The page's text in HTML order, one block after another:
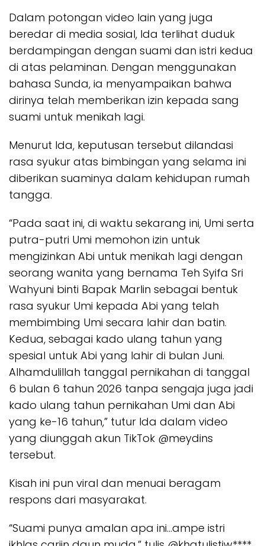
Dalam potongan video lain yang juga
beredar di media sosial, Ida terlihat duduk
berdampingan dengan suami dan istri kedua
di atas pelaminan. Dengan menggunakan
bahasa Sunda, ia menyampaikan bahwa
dirinya telah memberikan izin kepada sang
suami untuk menikah lagi.
Menurut Ida, keputusan tersebut dilandasi
rasa syukur atas bimbingan yang selama ini
diberikan suaminya dalam kehidupan rumah
tangga.
“Pada saat ini, di waktu sekarang ini, Umi serta
putra-putri Umi memohon izin untuk
mengizinkan Abi untuk menikah lagi dengan
seorang wanita yang bernama Teh Syifa Sri
Wahyuni binti Bapak Marlin sebagai bentuk
rasa syukur Umi kepada Abi yang telah
membimbing Umi secara lahir dan batin.
Kedua, sebagai kado ulang tahun yang
spesial untuk Abi yang lahir di bulan Juni.
Alhamdulillah tanggal pernikahan di tanggal
6 bulan 6 tahun 2026 tanpa sengaja juga jadi
kado ulang tahun pernikahan Umi dan Abi
yang ke-16 tahun,” tutur Ida dalam video
yang diunggah akun TikTok @meydins
tersebut.
Kisah ini pun viral dan menuai beragam
respons dari masyarakat.
“Suami punya amalan apa ini…ampe istri